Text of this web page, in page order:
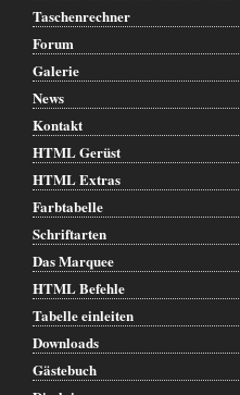
Taschenrechner
Forum
Galerie
News
Kontakt
HTML Gerüst
HTML Extras
Farbtabelle
Schriftarten
Das Marquee
HTML Befehle
Tabelle einleiten
Downloads
Gästebuch